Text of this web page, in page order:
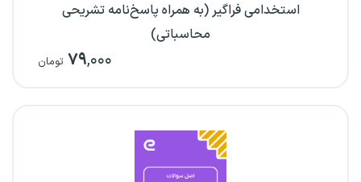
استخدامی فراگیر (به همراه پاسخ‌نامه تشریحی
محاسباتی)
۷۹,۰۰۰ تومان